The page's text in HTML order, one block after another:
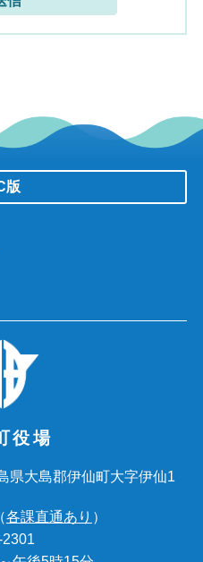
版
役場
県大島郡伊仙町大字伊仙1
各課直通あり ）